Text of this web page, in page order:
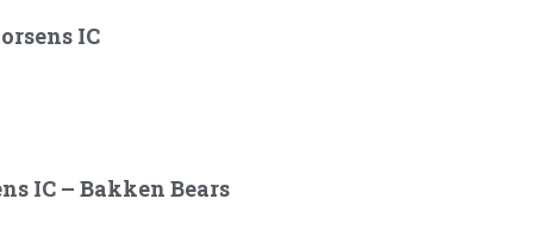
IC
IC – Bakken Bears